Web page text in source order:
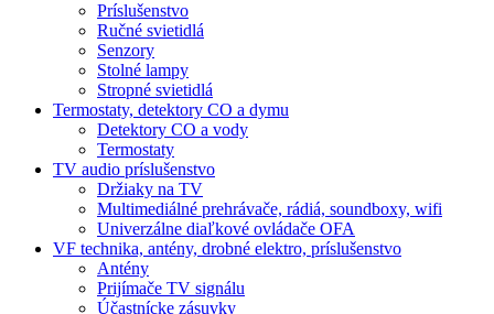
Príslušenstvo
Ručné svietidlá
Senzory
Stolné lampy
Stropné svietidlá
Termostaty, detektory CO a dymu
Detektory CO a vody
Termostaty
TV audio príslušenstvo
Držiaky na TV
Multimediálné prehrávače, rádiá, soundboxy, wifi
Univerzálne diaľkové ovládače OFA
VF technika, antény, drobné elektro, príslušenstvo
Antény
Prijímače TV signálu
Účastnícke zásuvky